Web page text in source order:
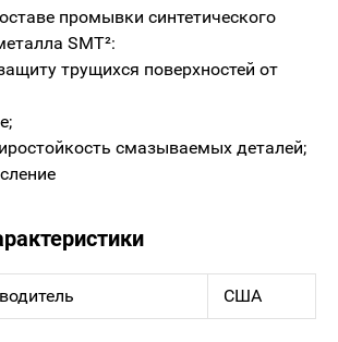
промывки синтетического
SMT²:
трущихся поверхностей от
смазываемых деталей;
США